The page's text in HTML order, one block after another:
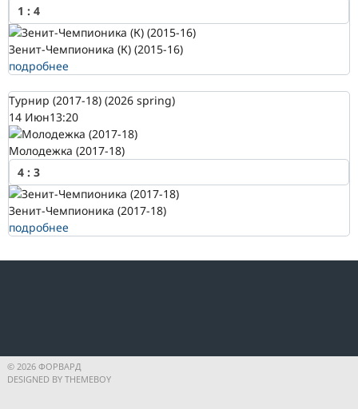
1 : 4
Зенит-Чемпионика (К) (2015-16)
подробнее
Турнир (2017-18) (2026 spring)
14 Июн13:20
Молодежка (2017-18)
4 : 3
Зенит-Чемпионика (2017-18)
подробнее
© 2026 ФОРВАРД
DESIGNED BY THEMEBOY